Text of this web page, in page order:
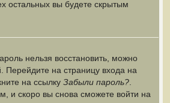
остальных вы будете скрытым
нельзя восстановить, можно
Перейдите на страницу входа на
на ссылку Забыли пароль?
и скоро вы снова сможете войти на